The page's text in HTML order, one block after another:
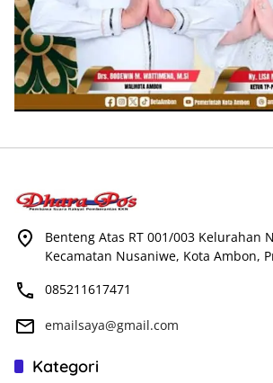
Benteng Atas RT 001/003 Kelurahan
Kecamatan Nusaniwe, Kota Ambon,
085211617471
emailsaya@gmail.com
Kategori